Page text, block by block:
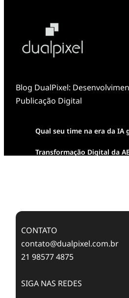
Blog DualPixel:
Publicação Digital
Qual seu time na era da IA
Transformação Digital da
CONTATO
contato@dualpixel.com.br
21 98577 4875
SIGA NAS REDES